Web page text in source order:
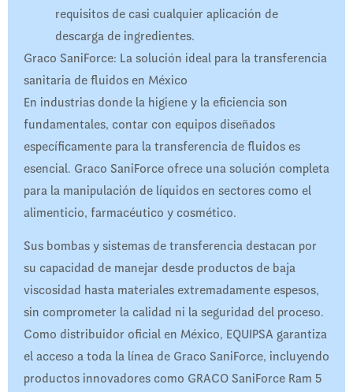
requisitos de casi cualquier aplicación de
descarga de ingredientes.
Graco SaniForce: La solución ideal para la transferencia
sanitaria de fluidos en México
En industrias donde la higiene y la eficiencia son
fundamentales, contar con equipos diseñados
específicamente para la transferencia de fluidos es
esencial. Graco SaniForce ofrece una solución completa
para la manipulación de líquidos en sectores como el
alimenticio, farmacéutico y cosmético.
Sus bombas y sistemas de transferencia destacan por
su capacidad de manejar desde productos de baja
viscosidad hasta materiales extremadamente espesos,
sin comprometer la calidad ni la seguridad del proceso.
Como distribuidor oficial en México, EQUIPSA garantiza
el acceso a toda la línea de Graco SaniForce, incluyendo
productos innovadores como GRACO SaniForce Ram 5